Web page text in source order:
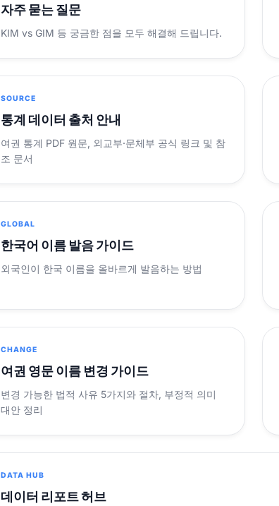
자주 묻는 질문
KIM vs GIM 등 궁금한 점을 모두 해결해 드립니다.
SOURCE
통계 데이터 출처 안내
여권 통계 PDF 원문, 외교부·문체부 공식 링크 및 참
조 문서
GLOBAL
한국어 이름 발음 가이드
외국인이 한국 이름을 올바르게 발음하는 방법
CHANGE
여권 영문 이름 변경 가이드
변경 가능한 법적 사유 5가지와 절차, 부정적 의미
대안 정리
DATA HUB
데이터 리포트 허브